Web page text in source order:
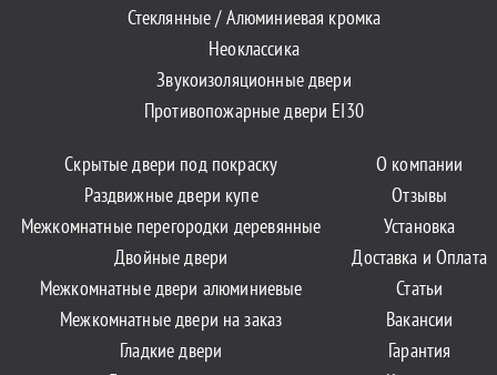
Стеклянные / Алюминиевая кромка
Неоклассика
Звукоизоляционные двери
Противопожарные двери EI30
Скрытые двери под покраску
Раздвижные двери купе
Межкомнатные перегородки деревянные
Двойные двери
Межкомнатные двери алюминиевые
Межкомнатные двери на заказ
Гладкие двери
О компании
Отзывы
Установка
Доставка и Оплата
Статьи
Вакансии
Гарантия